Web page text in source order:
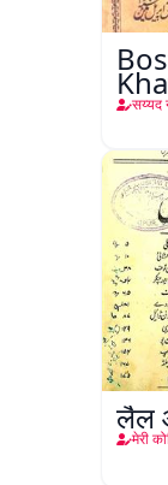
सय्यद
लैल
मेरी